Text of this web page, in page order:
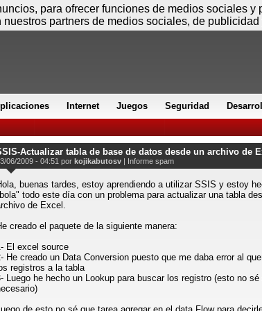
Internet Juegos Seguridad
Actualizar tabla de base de datos desde un archivo de
06/2009 - 04:51 por kojikabutosv | Informe spam
buenas tardes, estoy aprendiendo a utilizar SSIS y estoy
todo este día con un problema para actualizar una tabla
de Excel.
creado el paquete de la siguiente manera:
El excel source
He creado un Data Conversion puesto que me daba error al
registros a la tabla
Luego he hecho un Lookup para buscar los registro (esto no sé
para ofrecer funciones de medios sociales
partners de medios sociales, de